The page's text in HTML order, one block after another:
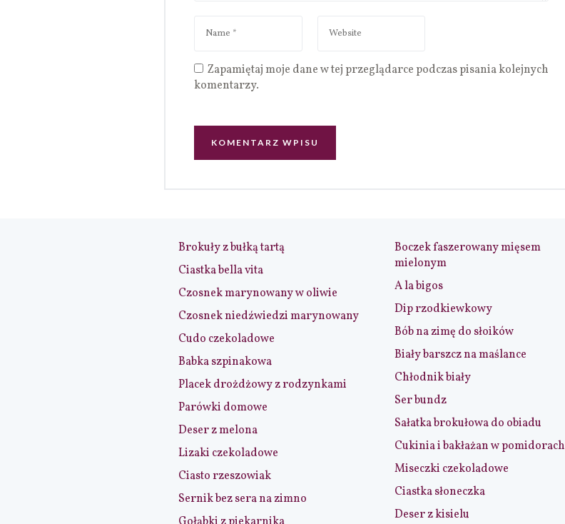
Zapamiętaj moje dane w tej przeglądarce podczas pisania kolejnych
komentarzy.
Brokuły z bułką tartą
Ciastka bella vita
Czosnek marynowany w oliwie
Czosnek niedźwiedzi marynowany
Cudo czekoladowe
Babka szpinakowa
Placek drożdżowy z rodzynkami
Parówki domowe
Deser z melona
Lizaki czekoladowe
Ciasto rzeszowiak
Sernik bez sera na zimno
Boczek faszerowany mięsem
mielonym
A la bigos
Dip rzodkiewkowy
Bób na zimę do słoików
Biały barszcz na maślance
Chłodnik biały
Ser bundz
Sałatka brokułowa do obiadu
Cukinia i bakłażan w pomidorach
Miseczki czekoladowe
Ciastka słoneczka
Deser z kisielu